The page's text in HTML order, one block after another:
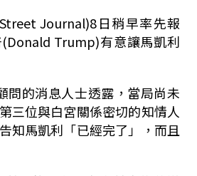
Journal)8日稍早率先報
Trump)有意讓馬凱利
問的消息人士透露，當局尚未
三位與白宮關係密切的知情人
知馬凱利「已經完了」，而且